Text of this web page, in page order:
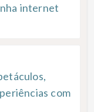
internet
com